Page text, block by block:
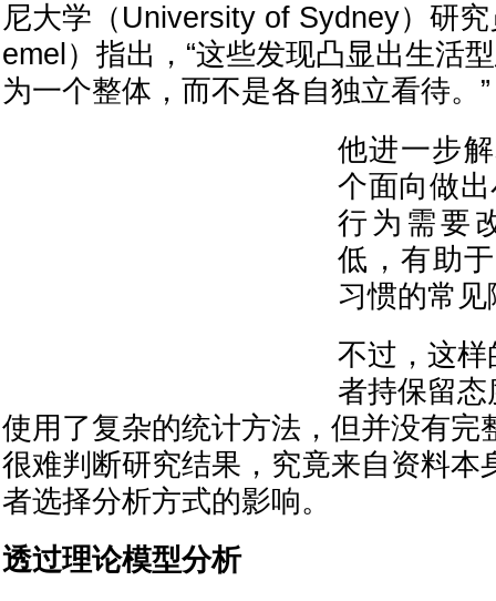
尼大学（University of Sydney）研
emel）指出，“这些发现凸显出生活
为一个整体，而不是各自独立看待。”
他进一步
个面向做
行为需要
低，有助
习惯的常见
不过，这
者持保留
使用了复杂的统计方法，但并没有完
很难判断研究结果，究竟来自资料本
者选择分析方式的影响。
透过理论模型分析